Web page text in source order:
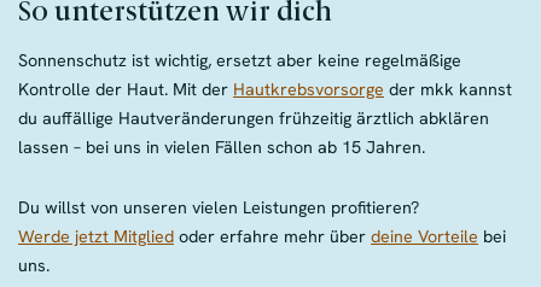
So unterstützen wir dich
Sonnenschutz ist wichtig, ersetzt aber keine regelmäßige
Kontrolle der Haut. Mit der Hautkrebsvorsorge der mkk kannst
du auffällige Hautveränderungen frühzeitig ärztlich abklären
lassen – bei uns in vielen Fällen schon ab 15 Jahren.
Du willst von unseren vielen Leistungen profitieren?
Werde jetzt Mitglied oder erfahre mehr über deine Vorteile bei
uns.